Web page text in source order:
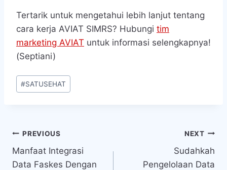
Tertarik untuk mengetahui lebih lanjut tentang
cara kerja AVIAT SIMRS? Hubungi tim
marketing AVIAT untuk informasi selengkapnya!
(Septiani)
Post
Tags:
#SATUSEHAT
Navigasi
pos
PREVIOUS
Manfaat Integrasi
Data Faskes Dengan
NEXT
Sudahkah
Pengelolaan Data